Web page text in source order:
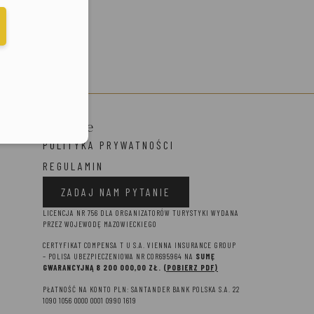
Prawne
POLITYKA PRYWATNOŚCI
REGULAMIN
ZADAJ NAM PYTANIE
LICENCJA NR 756 DLA ORGANIZATORÓW TURYSTYKI WYDANA
PRZEZ WOJEWODĘ MAZOWIECKIEGO
CERTYFIKAT COMPENSA T U S.A. VIENNA INSURANCE GROUP
– POLISA UBEZPIECZENIOWA NR COR695964 NA SUMĘ
GWARANCYJNĄ 8 200 000,00 ZŁ. (POBIERZ PDF)
PŁATNOŚĆ NA KONTO PLN: SANTANDER BANK POLSKA S.A. 22
1090 1056 0000 0001 0990 1619
w formacie E164